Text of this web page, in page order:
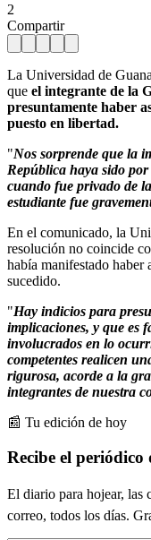
2
Compartir
La Universidad de
que el integrante de la
presuntamente haber
puesto en libertad.
"Nos sorprende que la
República haya sido
cuando fue privado de
estudiante fue
En el comunicado, la
resolución no coincide
había manifestado haber
sucedido.
"Hay indicios para
implicaciones, y que es
involucrados en lo
competentes realicen
rigurosa, acorde a la
integrantes de nuestra
📰 Tu edición de hoy
Recibe el periódico
El diario para hojear, las
correo, todos los días.